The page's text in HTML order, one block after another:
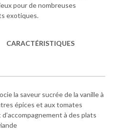
pour de nombreuses
exotiques.
CARACTÉRISTIQUES
la saveur sucrée de la vanille à
épices et aux tomates
d’accompagnement à des plats